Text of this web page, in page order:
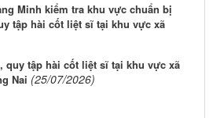
Minh kiểm tra khu vực chuẩn bị
tập hài cốt liệt sĩ tại khu vực xã
quy tập hài cốt liệt sĩ tại khu vực xã
Nai (25/07/2026)